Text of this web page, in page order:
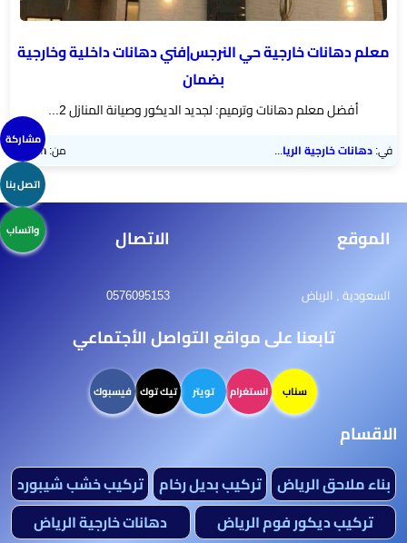
معلم دهانات خارجية حي النرجس|فني دهانات داخلية وخارجية
بضمان
أفضل معلم دهانات وترميم: لجديد الديكور وصيانة المنازل 2...
في:دهانات خارجية الرياض من:admin
الموقع الاتصال
السعودية , الرياض 0576095153
تابعنا على مواقع التواصل الأجتماعي
سناب انستغرام تويتر تيك توك فيسبوك
الاقسام
بناء ملاحق الرياض تركيب بديل رخام تركيب خشب شيبورد
تركيب ديكور فوم الرياض
دهانات خارجية الرياض
مشاركة
اتصل بنا
واتساب